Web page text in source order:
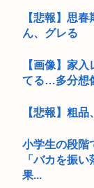
【悲報】思
ん、グレる
【画像】家
てる…多分想
【悲報】粗
小学生の段階
「バカを振
果...